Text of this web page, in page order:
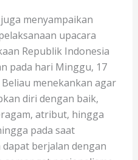
menyampaikan
upacara
Republik Indonesia
pada hari Minggu, 17
menekankan agar
diri dengan baik,
atribut, hingga
pada saat
berjalan dengan